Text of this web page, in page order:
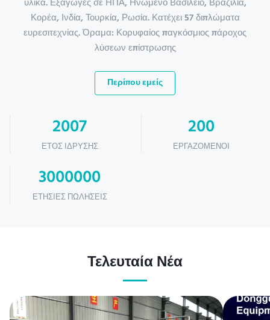
Κορέα, Ινδία, Τουρκία, Ρωσία. Κατέχει 57 διπλώματα
ευρεσιτεχνίας. Όραμα: Κορυφαίος παγκόσμιος πάροχος
λύσεων επίστρωσης
Περίπου εμείς
2007
ΈΤΟΣ ΊΔΡΥΣΗΣ
200
ΕΡΓΑΖΌΜΕΝΟΙ
3000000
ΕΤΉΣΙΕΣ ΠΩΛΉΣΕΙΣ
Τελευταία Νέα